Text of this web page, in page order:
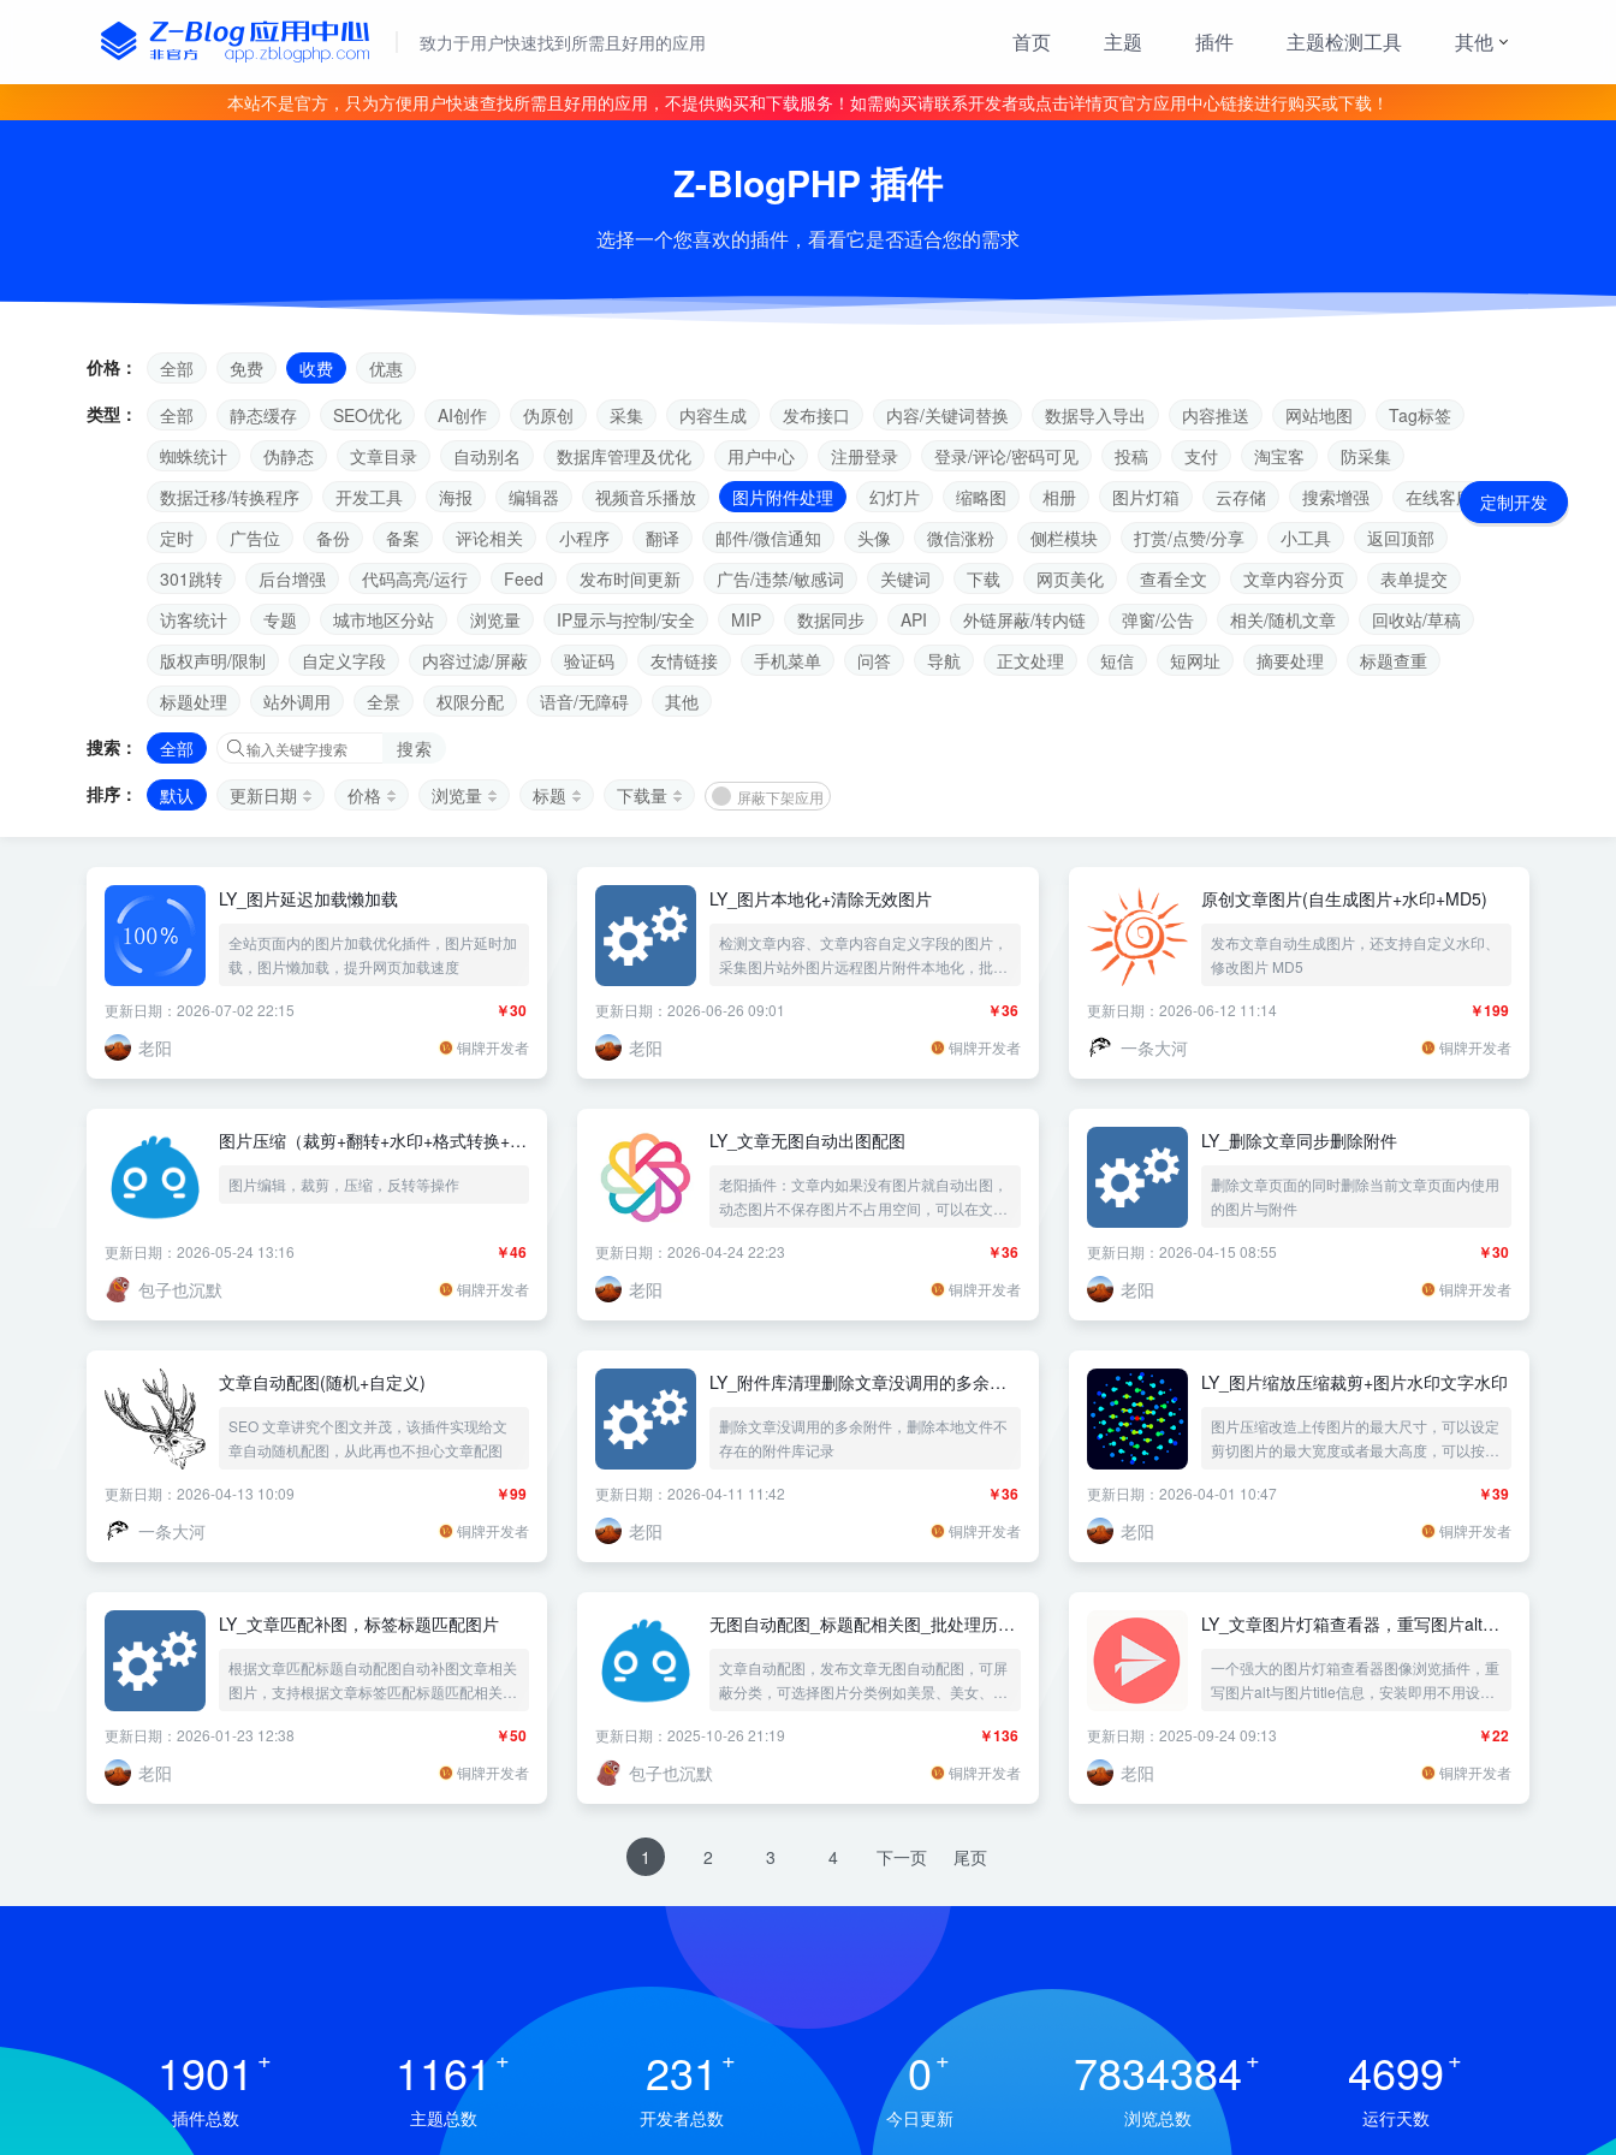
致力于用户快速找到所需且好用的应用 首页 主题 插件 主题检测工具 其他
本站不是官方，只为方便用户快速查找所需且好用的应用，不提供购买和下载服务！如需购买请联系开发者或点击详情页官方应用中心链接进行购买或下载！
Z-BlogPHP 插件
选择一个您喜欢的插件，看看它是否适合您的需求
价格： 全部 免费 收费
优惠
类型：
全部 静态缓存 SEO优化 AI创作 伪原创 采集 内容生成 发布接口 内容/关键词替换 数据导入导出 内容推送 网站地图
Tag标签
蜘蛛统计
伪静态 文章目录 自动别名 数据库管理及优化 用户中心 注册登录 登录/评论/密码可见 投稿 支付 淘宝客
防采集
数据迁移/转换程序
开发工具 海报 编辑器 视频音乐播放 图片附件处理 幻灯片 缩略图 相册 图片灯箱 云存储 搜索增强
在线客服
定时
广告位 备份 备案 评论相关 小程序 翻译 邮件/微信通知 头像 微信涨粉 侧栏模块 打赏/点赞/分享 小工具
返回顶部
301跳转
后台增强 代码高亮/运行 Feed 发布时间更新 广告/违禁/敏感词 关键词 下载 网页美化 查看全文 文章内容分页
表单提交
访客统计
专题 城市地区分站 浏览量 IP显示与控制/安全 MIP 数据同步 API 外链屏蔽/转内链 弹窗/公告 相关/随机文章
回收站/草稿
版权声明/限制
自定义字段 内容过滤/屏蔽 验证码 友情链接 手机菜单 问答 导航 正文处理 短信 短网址 摘要处理
标题查重
标题处理
站外调用 全景 权限分配 语音/无障碍
其他
搜索：
全部
搜索
排序：
默认 更新日期 价格 浏览量 标题 下载量 屏蔽下架应用
LY_图片延迟加载懒加载
全站页面内的图片加载优化插件，图片延时加
载，图片懒加载，提升网页加载速度
￥30
更新日期：2026-07-02 22:15
老阳 铜牌开发者
LY_图片本地化+清除无效图片
检测文章内容、文章内容自定义字段的图片，
采集图片站外图片远程图片附件本地化，批量
MD5值，检查清除无效图片、失效图片、不存
￥36
更新日期：2026-06-26 09:01
老阳 铜牌开发者
原创文章图片(自生成图片+水印+MD5)
发布文章自动生成图片，还支持自定义水印、
修改图片 MD5
￥199
更新日期：2026-06-12 11:14
一条大河 铜牌开发者
图片压缩（裁剪+翻转+水印+格式转换+批
图片编辑，裁剪，压缩，反转等操作
￥46
更新日期：2026-05-24 13:16
包子也沉默 铜牌开发者
LY_文章无图自动出图配图
老阳插件：文章内如果没有图片就自动出图，
动态图片不保存图片不占用空间，可以在文章
片随机显示自定义背景图片加上标题水印，支
持不同分类文章使用不同的背景多图片
￥36
更新日期：2026-04-24 22:23
老阳 铜牌开发者
LY_删除文章同步删除附件
删除文章页面的同时删除当前文章页面内使用
的图片与附件
￥30
更新日期：2026-04-15 08:55
老阳 铜牌开发者
文章自动配图(随机+自定义)
SEO 文章讲究个图文并茂，该插件实现给文
章自动随机配图，从此再也不担心文章配图
￥99
更新日期：2026-04-13 10:09
一条大河 铜牌开发者
LY_附件库清理删除文章没调用的多余附
删除文章没调用的多余附件，删除本地文件不
存在的附件库记录
￥36
更新日期：2026-04-11 11:42
老阳 铜牌开发者
LY_图片缩放压缩裁剪+图片水印文字水印
图片压缩改造上传图片的最大尺寸，可以设定
剪切图片的最大宽度或者最大高度，可以按比
左右裁剪水印功能，自动按比例缩放图片改造
压缩图片，同时附加LOGO图片水印和文字水
￥39
更新日期：2026-04-01 10:47
老阳 铜牌开发者
LY_文章匹配补图，标签标题匹配图片
根据文章匹配标题自动配图自动补图文章相关
图片，支持根据文章标签匹配标题匹配相关网
持关键词文件夹自动匹配相关图片，自动插入
多张关键词匹配网络图片，随机填充已上传的
附件图片或者自宝义上传的图片，裁剪图片大
￥50
更新日期：2026-01-23 12:38
老阳 铜牌开发者
无图自动配图_标题配相关图_批处理历史
文章自动配图，发布文章无图自动配图，可屏
蔽分类，可选择图片分类例如美景、美女、汽
￥136
更新日期：2025-10-26 21:19
包子也沉默 铜牌开发者
LY_文章图片灯箱查看器，重写图片alt与
一个强大的图片灯箱查看器图像浏览插件，重
写图片alt与图片title信息，安装即用不用设
持旋转图片、放大图片缩小图片)，图片SEO
优化重写图片ALT信息：序号与标题与站名
￥22
更新日期：2025-09-24 09:13
老阳 铜牌开发者
1 2 3 4 下一页 尾页
1901 +
插件总数
1161+
主题总数
231 +
开发者总数
0+
今日更新
7834384+
浏览总数
4699+
运行天数
定制开发